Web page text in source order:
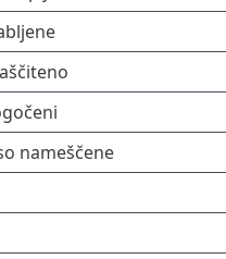
nameščene